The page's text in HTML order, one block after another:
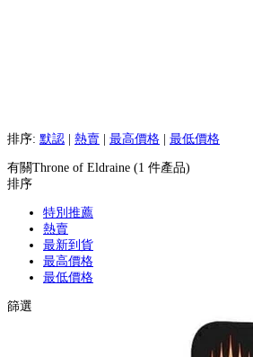
排序: 默認 熱賣 最高價格 最低價格
有關Throne of Eldraine (1 件產品)
排序
特別推薦
熱賣
最新到貨
最高價格
最低價格
篩選